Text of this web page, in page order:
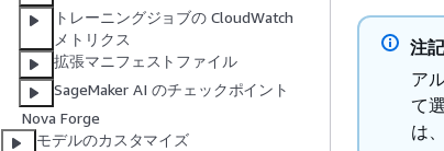
トレーニングジョブの CloudWatch
メトリクス
拡張マニフェストファイル
SageMaker AI のチェックポイント
Nova Forge
モデルのカスタマイズ
注記
ア
て
は